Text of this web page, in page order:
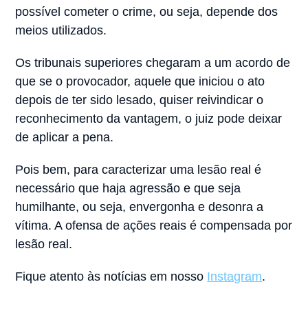
possível cometer o crime, ou seja, depende dos
meios utilizados.
Os tribunais superiores chegaram a um acordo de
que se o provocador, aquele que iniciou o ato
depois de ter sido lesado, quiser reivindicar o
reconhecimento da vantagem, o juiz pode deixar
de aplicar a pena.
Pois bem, para caracterizar uma lesão real é
necessário que haja agressão e que seja
humilhante, ou seja, envergonha e desonra a
vítima. A ofensa de ações reais é compensada por
lesão real.
Fique atento às notícias em nosso Instagram.